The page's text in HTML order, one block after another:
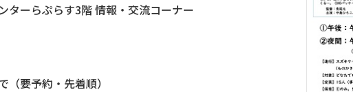
ターらぷらす3階 情報・交流コーナー
（要予約・先着順）